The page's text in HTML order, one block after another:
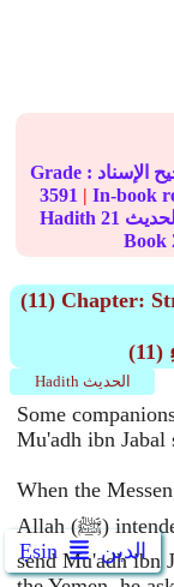
Ẹsin الدين
3591 |
Hadith21
Book
(11) Chapter:
Hadith الحديث
Some
Mu'adh ibn Jabal
When the
Allah (ﷺ) intended to
send Mu'adh ibn